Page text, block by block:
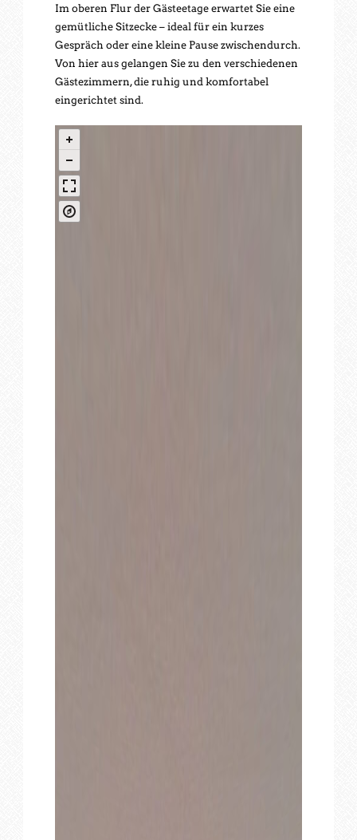
Im oberen Flur der Gästeetage erwartet Sie eine
gemütliche Sitzecke – ideal für ein kurzes
Gespräch oder eine kleine Pause zwischendurch.
Von hier aus gelangen Sie zu den verschiedenen
Gästezimmern, die ruhig und komfortabel
eingerichtet sind.